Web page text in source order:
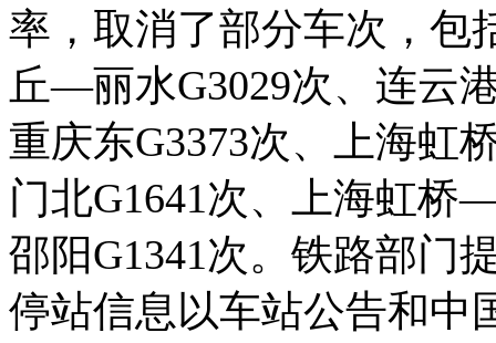
率，取消了部分车次，包
丘—丽水G3029次、连云
重庆东G3373次、上海
门北G1641次、上海虹
邵阳G1341次。铁路部门
停站信息以车站公告和中